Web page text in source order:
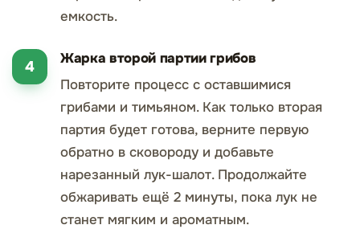
емкость.
Жарка второй партии грибов
Повторите процесс с оставшимися
грибами и тимьяном. Как только вторая
партия будет готова, верните первую
обратно в сковороду и добавьте
нарезанный лук-шалот. Продолжайте
обжаривать ещё 2 минуты, пока лук не
станет мягким и ароматным.